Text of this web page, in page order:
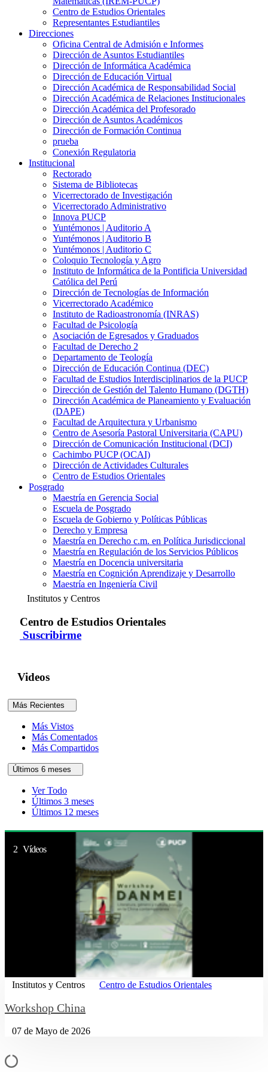
Centro de Estudios Orientales
Representantes Estudiantiles
Direcciones
Oficina Central de Admisión e Informes
Dirección de Asuntos Estudiantiles
Dirección de Informática Académica
Dirección de Educación Virtual
Dirección Académica de Responsabilidad Social
Dirección Académica de Relaciones Institucionales
Dirección Académica del Profesorado
Dirección de Asuntos Académicos
Dirección de Formación Continua
prueba
Conexión Regulatoria
Institucional
Rectorado
Sistema de Bibliotecas
Vicerrectorado de Investigación
Vicerrectorado Administrativo
Innova PUCP
Yuntémonos | Auditorio A
Yuntémonos | Auditorio B
Yuntémonos | Auditorio C
Coloquio Tecnología y Agro
Instituto de Informática de la Pontificia Universidad
Católica del Perú
Dirección de Tecnologías de Información
Vicerrectorado Académico
Instituto de Radioastronomía (INRAS)
Facultad de Psicología
Asociación de Egresados y Graduados
Facultad de Derecho 2
Departamento de Teología
Dirección de Educación Continua (DEC)
Facultad de Estudios Interdisciplinarios de la PUCP
Dirección de Gestión del Talento Humano (DGTH)
Dirección Académica de Planeamiento y Evaluación
(DAPE)
Facultad de Arquitectura y Urbanismo
Centro de Asesoría Pastoral Universitaria (CAPU)
Dirección de Comunicación Institucional (DCI)
Cachimbo PUCP (OCAI)
Dirección de Actividades Culturales
Centro de Estudios Orientales
Posgrado
Maestría en Gerencia Social
Escuela de Posgrado
Escuela de Gobierno y Políticas Públicas
Derecho y Empresa
Maestría en Derecho c.m. en Política Jurisdiccional
Maestría en Regulación de los Servicios Públicos
Maestría en Docencia universitaria
Maestría en Cognición Aprendizaje y Desarrollo
Maestría en Ingeniería Civil
Institutos y Centros
Centro de Estudios Orientales
Suscribirme
Videos
Más Recientes
Más Vistos
Más Comentados
Más Compartidos
Últimos 6 meses
Ver Todo
Últimos 3 meses
Últimos 12 meses
2 Vídeos
Institutos y Centros Centro de Estudios Orientales
Workshop China
07 de Mayo de 2026